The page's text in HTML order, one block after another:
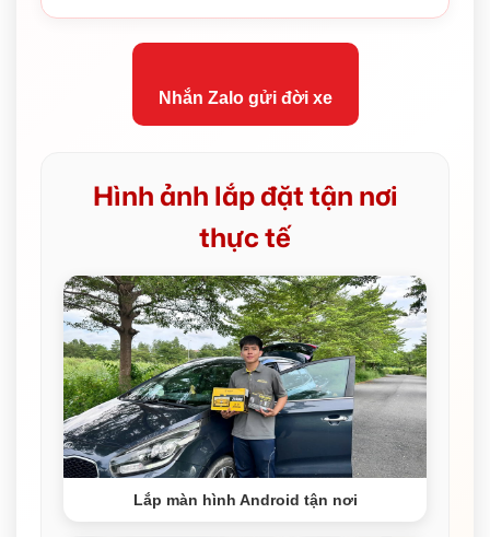
Nhắn Zalo gửi đời xe
Hình ảnh lắp đặt tận nơi
thực tế
Lắp màn hình Android tận nơi